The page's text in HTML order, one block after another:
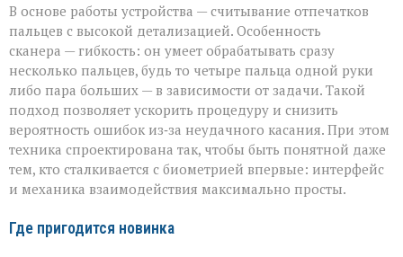
В основе работы устройства — считывание отпечатков
пальцев с высокой детализацией. Особенность
сканера — гибкость: он умеет обрабатывать сразу
несколько пальцев, будь то четыре пальца одной руки
либо пара больших — в зависимости от задачи. Такой
подход позволяет ускорить процедуру и снизить
вероятность ошибок из‑за неудачного касания. При этом
техника спроектирована так, чтобы быть понятной даже
тем, кто сталкивается с биометрией впервые: интерфейс
и механика взаимодействия максимально просты.
Где пригодится новинка